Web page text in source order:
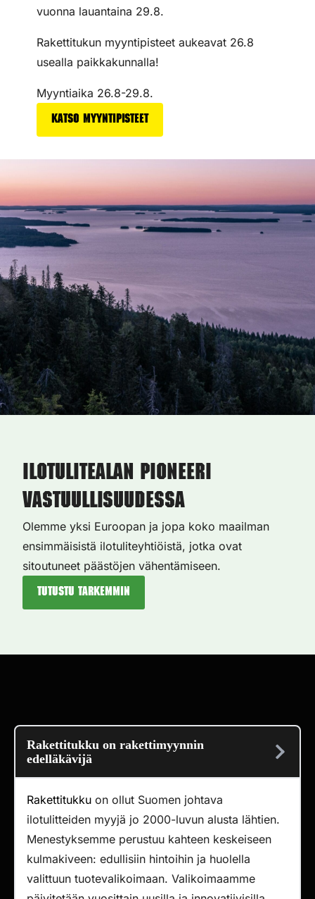
vuonna lauantaina 29.8.
Rakettitukun myyntipisteet aukeavat 26.8
usealla paikkakunnalla!
Myyntiaika 26.8-29.8.
Katso myyntipisteet
Ilotulitealan pioneeri
vastuullisuudessa
Olemme yksi Euroopan ja jopa koko maailman
ensimmäisistä ilotuliteyhtiöistä, jotka ovat
sitoutuneet päästöjen vähentämiseen.
Tutustu tarkemmin
Rakettitukku on rakettimyynnin
edelläkävijä
Rakettitukku on ollut Suomen johtava
ilotulitteiden myyjä jo 2000-luvun alusta lähtien.
Menestyksemme perustuu kahteen keskeiseen
kulmakiveen: edullisiin hintoihin ja huolella
valittuun tuotevalikoimaan. Valikoimaamme